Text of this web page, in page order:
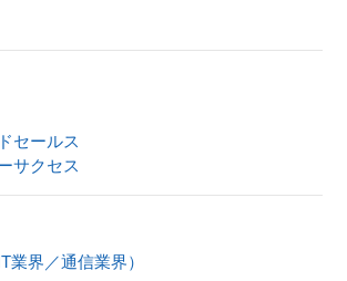
セールス
サクセス
業界／通信業界）